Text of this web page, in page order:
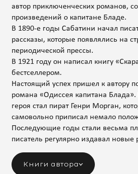
автор приключенческих романов,
произведений о капитане Бладе.
В 1890-е годы Сабатини начал
рассказы, которые появлялись на
периодической прессы.
В 1921 году он написал книгу
бестселлером.
Настоящий успех пришел к автору
романа «Одиссея капитана Блада».
героя стал пират Генри Морган,
самовольно приписал немало
Последующие годы стали весьма
писатель регулярно издавал новые
Книги автора